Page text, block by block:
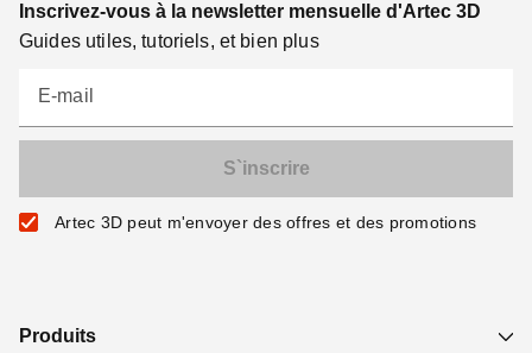
Inscrivez-vous à la newsletter mensuelle d'Artec 3D
Guides utiles, tutoriels, et bien plus
E-mail
Artec 3D peut m'envoyer des offres et des promotions
Produits